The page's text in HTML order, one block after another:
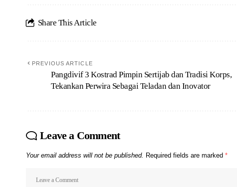
Share This Article
PREVIOUS ARTICLE
Pangdivif 3 Kostrad Pimpin Sertijab dan Tradisi Korps,
Tekankan Perwira Sebagai Teladan dan Inovator
Leave a Comment
Your email address will not be published. Required fields are marked *